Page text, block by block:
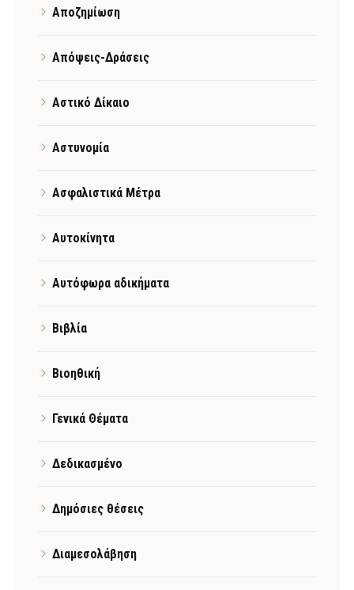
Αποζημίωση
Απόψεις-Δράσεις
Αστικό Δίκαιο
Αστυνομία
Ασφαλιστικά Μέτρα
Αυτοκίνητα
Αυτόφωρα αδικήματα
Βιβλία
Βιοηθική
Γενικά Θέματα
Δεδικασμένο
Δημόσιες θέσεις
Διαμεσολάβηση